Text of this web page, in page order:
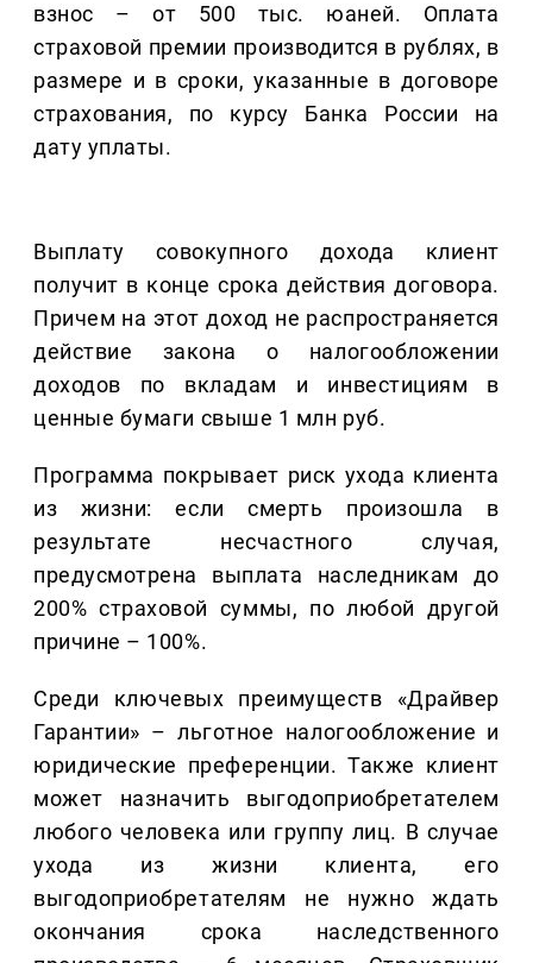
взнос – от 500 тыс. юаней. Оплата
страховой премии производится в рублях, в
размере и в сроки, указанные в договоре
страхования, по курсу Банка России на
дату уплаты.
Выплату совокупного дохода клиент
получит в конце срока действия договора.
Причем на этот доход не распространяется
действие закона о налогообложении
доходов по вкладам и инвестициям в
ценные бумаги свыше 1 млн руб.
Программа покрывает риск ухода клиента
из жизни: если смерть произошла в
результате несчастного случая,
предусмотрена выплата наследникам до
200% страховой суммы, по любой другой
причине – 100%.
Среди ключевых преимуществ «Драйвер
Гарантии» – льготное налогообложение и
юридические преференции. Также клиент
может назначить выгодоприобретателем
любого человека или группу лиц. В случае
ухода из жизни клиента, его
выгодоприобретателям не нужно ждать
окончания срока наследственного